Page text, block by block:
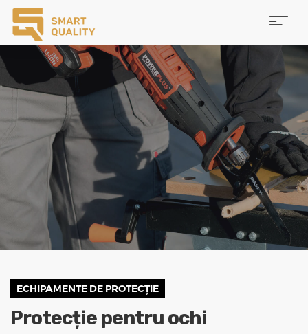
PRODUSE
NOUTĂȚI
MAI MULTE
ECHIPAMENTE DE PROTECȚIE
Protecție pentru ochi